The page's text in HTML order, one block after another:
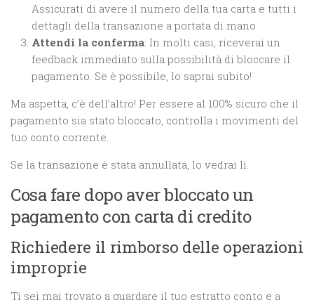
Assicurati di avere il numero della tua carta e tutti i
dettagli della transazione a portata di mano.
Attendi la conferma: In molti casi, riceverai un
feedback immediato sulla possibilità di bloccare il
pagamento. Se è possibile, lo saprai subito!
Ma aspetta, c’è dell’altro! Per essere al 100% sicuro che il
pagamento sia stato bloccato, controlla i movimenti del
tuo conto corrente.
Se la transazione è stata annullata, lo vedrai lì.
Cosa fare dopo aver bloccato un
pagamento con carta di credito
Richiedere il rimborso delle operazioni
improprie
Ti sei mai trovato a guardare il tuo estratto conto e a